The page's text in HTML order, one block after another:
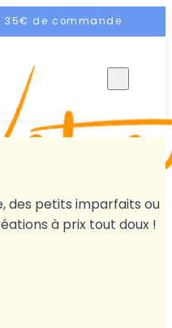
35€ de commande
des petits imparfaits ou
à prix tout doux !